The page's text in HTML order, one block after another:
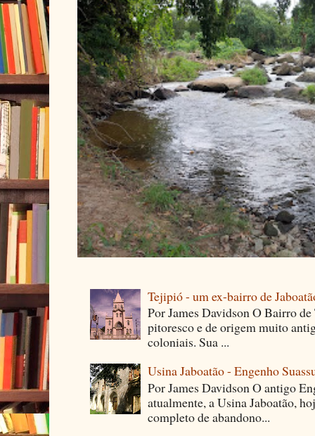
Tejipió - um ex-bairro de
Por James Davidson O Bairro
pitoresco e de origem muito
coloniais. Sua ...
Usina Jaboatão - Engenho
Por James Davidson O antigo
atualmente, a Usina Jaboatão,
completo de abandono...